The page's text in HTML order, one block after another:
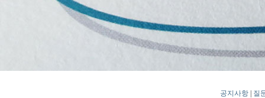
공지사항 | 질